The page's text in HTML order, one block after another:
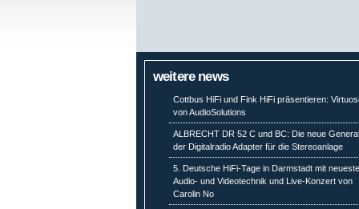
weitere news
Cottbus HiFi und Fink HiFi präsentieren:
von AudioSolutions
ALBRECHT DR 52 C und BC: Die neue
der Digitalradio Adapter für die Stereoanlage
5. Deutsche HiFi-Tage in Darmstadt mit
Audio- und Videotechnik und Live-Konzert von
Carolin No